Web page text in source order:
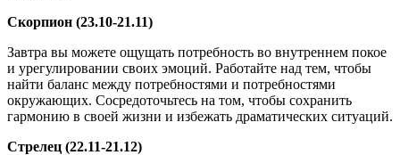
Скорпион (23.10-21.11)
Завтра вы можете ощущать потребность во внутреннем покое
и урегулировании своих эмоций. Работайте над тем, чтобы
найти баланс между потребностями и потребностями
окружающих. Сосредоточьтесь на том, чтобы сохранить
гармонию в своей жизни и избежать драматических ситуаций.
Стрелец (22.11-21.12)